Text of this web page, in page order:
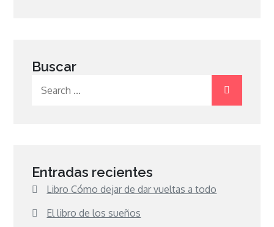
Buscar
Entradas recientes
Libro Cómo dejar de dar vueltas a todo
El libro de los sueños